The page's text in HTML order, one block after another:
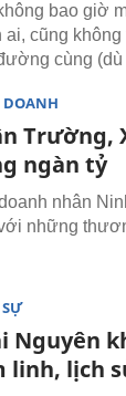
bao giờ
ai, cũng
cùng (dù
Trường,
ngàn tỷ
nhân
những
Nguyên
linh, lịch